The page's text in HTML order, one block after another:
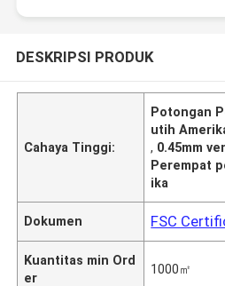
DESKRIPSI PRODUK
Cahaya Tinggi:
Potongan
utih
, 0.45mm
Perempat
ika
Dokumen FSC
Kuantitas min Ord
er
1000㎡